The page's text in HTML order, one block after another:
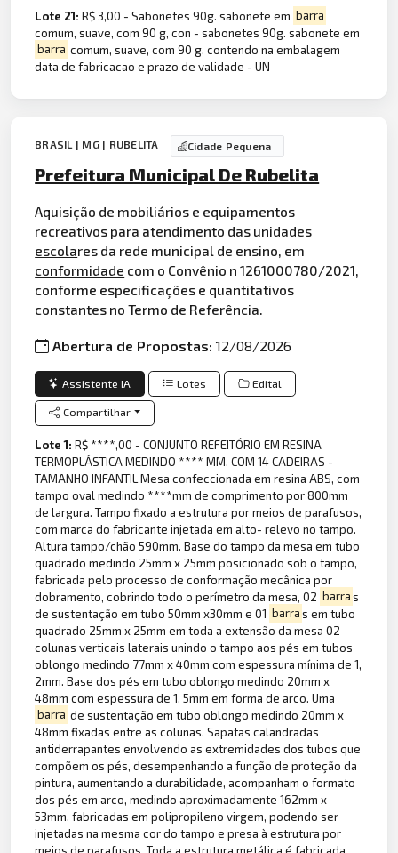
Lote 21:R$ 3,00 - Sabonetes 90g. sabonete em barra
comum, suave, com 90 g, con - sabonetes 90g. sabonete em
barra comum, suave, com 90 g, contendo na embalagem
data de fabricacao e prazo de validade - UN
BRASIL | MG | RUBELITA Cidade Pequena
Prefeitura Municipal De Rubelita
Aquisição de mobiliários e equipamentos
recreativos para atendimento das unidades
escolares da rede municipal de ensino, em
conformidade com o Convênio n 1261000780/2021,
conforme especificações e quantitativos
constantes no Termo de Referência.
Abertura de Propostas:12/08/2026
Assistente IA Lotes Edital
Compartilhar
Lote 1:R$ ****,00 - CONJUNTO REFEITÓRIO EM RESINA
TERMOPLÁSTICA MEDINDO **** MM, COM 14 CADEIRAS -
TAMANHO INFANTIL Mesa confeccionada em resina ABS, com
tampo oval medindo ****mm de comprimento por 800mm
de largura. Tampo fixado a estrutura por meios de parafusos,
com marca do fabricante injetada em alto- relevo no tampo.
Altura tampo/chão 590mm. Base do tampo da mesa em tubo
quadrado medindo 25mm x 25mm posicionado sob o tampo,
fabricada pelo processo de conformação mecânica por
dobramento, cobrindo todo o perímetro da mesa, 02 barras
de sustentação em tubo 50mm x30mm e 01 barras em tubo
quadrado 25mm x 25mm em toda a extensão da mesa 02
colunas verticais laterais unindo o tampo aos pés em tubos
oblongo medindo 77mm x 40mm com espessura mínima de 1,
2mm. Base dos pés em tubo oblongo medindo 20mm x
48mm com espessura de 1, 5mm em forma de arco. Uma
barra de sustentação em tubo oblongo medindo 20mm x
48mm fixadas entre as colunas. Sapatas calandradas
antiderrapantes envolvendo as extremidades dos tubos que
compõem os pés, desempenhando a função de proteção da
pintura, aumentando a durabilidade, acompanham o formato
dos pés em arco, medindo aproximadamente 162mm x
53mm, fabricadas em polipropileno virgem, podendo ser
injetadas na mesma cor do tampo e presa à estrutura por
meios de parafusos. Toda a estrutura metálica é fabricada